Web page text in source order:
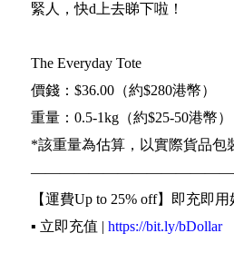
緊人，快d上去睇下啦！
The Everyday Tote
價錢：$36.00（約$280港幣）
重量：0.5-1kg（約$25-50港幣）
*該重量為估算，以實際貨品包
【運費Up to 25% off】即充即用
▪️ 立即充值 | https://bit.ly/bDollar